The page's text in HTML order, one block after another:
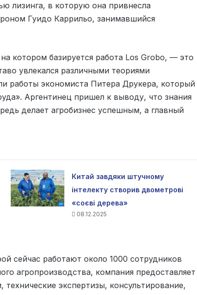
лизинга, в которую она привнесла
Гуидо Каррильо, занимавшийся
котором базируется работа Los Grobo, — это
увлекался различными теориями
работы экономиста Питера Друкера, который
Аргентинец пришел к выводу, что знания
делает агробизнес успешным, а главный
Китай завдяки штучному
інтелекту створив двометрові
«соєві дерева»
08.12.2025
сейчас работают около 1000 сотрудников
агропроизводства, компания предоставляет
экспертизы, консультирование,